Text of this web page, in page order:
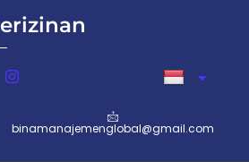
binamanajemenglobal@gmail.com